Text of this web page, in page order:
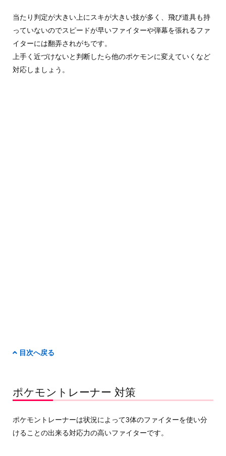
当たり判定が大きい上にスキが大きい技が多く、飛び道具も持
っていないのでスピードが早いファイターや弾幕を張れるファ
イターには翻弄されがちです。
上手く近づけないと判断したら他のポケモンに変えていくなど
対応しましょう。
目次へ戻る
ポケモントレーナー 対策
ポケモントレーナーは状況によって3体のファイターを使い分
けることの出来る対応力の高いファイターです。